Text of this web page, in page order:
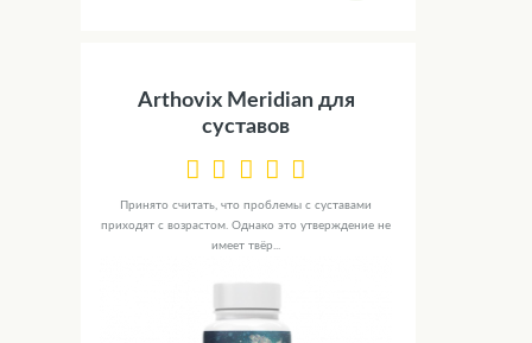
Arthovix Meridian для
суставов
Принято считать, что проблемы с суставами
приходят с возрастом. Однако это утверждение не
имеет твёр...